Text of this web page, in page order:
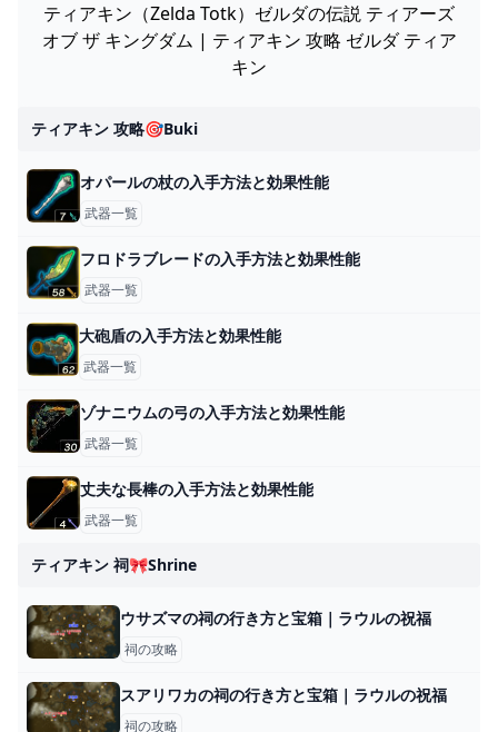
ティアキン（Zelda Totk）ゼルダの伝説 ティアーズ
オブ ザ キングダム | ティアキン 攻略 ゼルダ ティア
キン
ティアキン 攻略🎯buki
オパールの杖の入手方法と効果性能
武器一覧
フロドラブレードの入手方法と効果性能
武器一覧
大砲盾の入手方法と効果性能
武器一覧
ゾナニウムの弓の入手方法と効果性能
武器一覧
丈夫な長棒の入手方法と効果性能
武器一覧
ティアキン 祠🎀shrine
ウサズマの祠の行き方と宝箱｜ラウルの祝福
祠の攻略
スアリワカの祠の行き方と宝箱｜ラウルの祝福
祠の攻略